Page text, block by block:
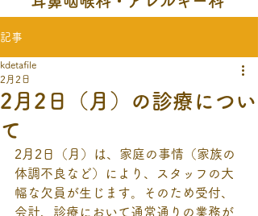
記事
2月2日（月）の診療につい
て
kdetafile
2月2日
2月2日（月）は、家庭の事情（家族の
体調不良など）により、スタッフの大
幅な欠員が生じます。そのため受付、
会計、診療において通常通りの業務が